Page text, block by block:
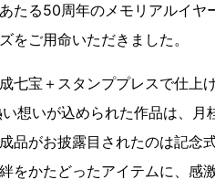
たる50周年のメモリアルイヤ
をご用命いただきました。
七宝＋スタンププレスで仕上
想いが込められた作品は、月
品がお披露目されたのは記念
をかたどったアイテムに、感